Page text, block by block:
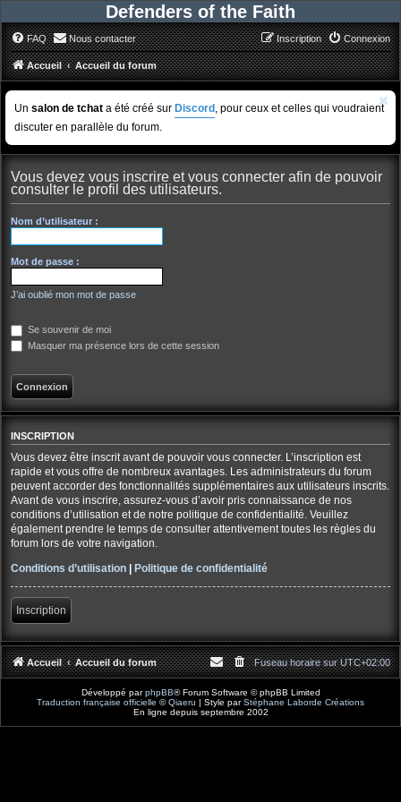
Defenders of the Faith
FAQ Nous contacter Connexion
Inscription
Accueil Accueil du forum
Un salon de tchat a été créé sur Discord , pour ceux et celles qui voudraient
discuter en parallèle du forum.
Vous devez vous inscrire et vous connecter afin de pouvoir
consulter le profil des utilisateurs.
Nom d’utilisateur :
Mot de passe :
J’ai oublié mon mot de passe
Se souvenir de moi
Masquer ma présence lors de cette session
INSCRIPTION
Vous devez être inscrit avant de pouvoir vous connecter. L’inscription est
rapide et vous offre de nombreux avantages. Les administrateurs du forum
peuvent accorder des fonctionnalités supplémentaires aux utilisateurs inscrits.
Avant de vous inscrire, assurez-vous d’avoir pris connaissance de nos
conditions d’utilisation et de notre politique de confidentialité. Veuillez
également prendre le temps de consulter attentivement toutes les règles du
forum lors de votre navigation.
Conditions d’utilisation | Politique de confidentialité
Inscription
Accueil Accueil du forum Fuseau horaire surUTC+02:00
Développé parphpBB® Forum Software © phpBB Limited
Traduction française officielle ©Qiaeru | Style parStéphane Laborde Créations
En ligne depuis septembre 2002